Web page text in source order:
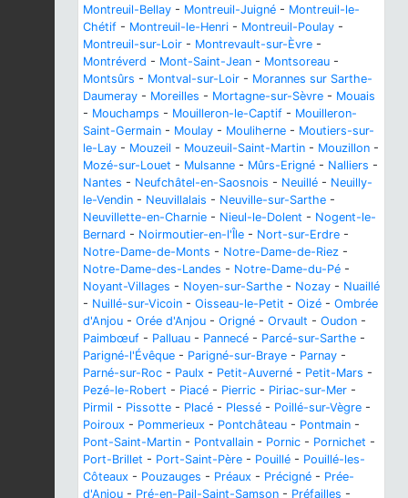
Montreuil-Bellay - Montreuil-Juigné - Montreuil-le-
Chétif - Montreuil-le-Henri - Montreuil-Poulay -
Montreuil-sur-Loir - Montrevault-sur-Èvre -
Montréverd - Mont-Saint-Jean - Montsoreau -
Montsûrs - Montval-sur-Loir - Morannes sur Sarthe-
Daumeray - Moreilles - Mortagne-sur-Sèvre - Mouais
- Mouchamps - Mouilleron-le-Captif - Mouilleron-
Saint-Germain - Moulay - Mouliherne - Moutiers-sur-
le-Lay - Mouzeil - Mouzeuil-Saint-Martin - Mouzillon -
Mozé-sur-Louet - Mulsanne - Mûrs-Erigné - Nalliers -
Nantes - Neufchâtel-en-Saosnois - Neuillé - Neuilly-
le-Vendin - Neuvillalais - Neuville-sur-Sarthe -
Neuvillette-en-Charnie - Nieul-le-Dolent - Nogent-le-
Bernard - Noirmoutier-en-l'Île - Nort-sur-Erdre -
Notre-Dame-de-Monts - Notre-Dame-de-Riez -
Notre-Dame-des-Landes - Notre-Dame-du-Pé -
Noyant-Villages - Noyen-sur-Sarthe - Nozay - Nuaillé
- Nuillé-sur-Vicoin - Oisseau-le-Petit - Oizé - Ombrée
d'Anjou - Orée d'Anjou - Origné - Orvault - Oudon -
Paimbœuf - Palluau - Pannecé - Parcé-sur-Sarthe -
Parigné-l'Évêque - Parigné-sur-Braye - Parnay -
Parné-sur-Roc - Paulx - Petit-Auverné - Petit-Mars -
Pezé-le-Robert - Piacé - Pierric - Piriac-sur-Mer -
Pirmil - Pissotte - Placé - Plessé - Poillé-sur-Vègre -
Poiroux - Pommerieux - Pontchâteau - Pontmain -
Pont-Saint-Martin - Pontvallain - Pornic - Pornichet -
Port-Brillet - Port-Saint-Père - Pouillé - Pouillé-les-
Côteaux - Pouzauges - Préaux - Précigné - Prée-
d'Anjou - Pré-en-Pail-Saint-Samson - Préfailles -